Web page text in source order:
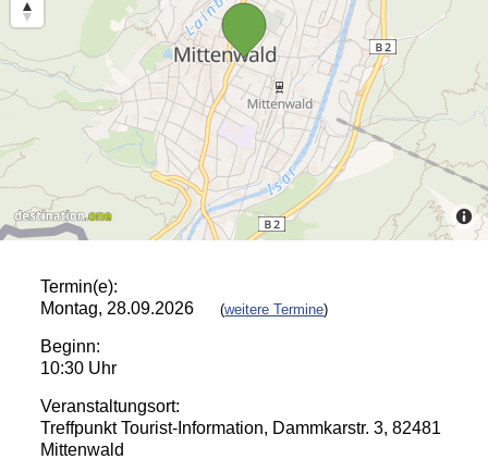
Termin(e):
Montag, 28.09.2026
(weitere Termine)
Beginn:
10:30 Uhr
Veranstaltungsort:
Treffpunkt Tourist-Information, Dammkarstr. 3, 82481
Mittenwald